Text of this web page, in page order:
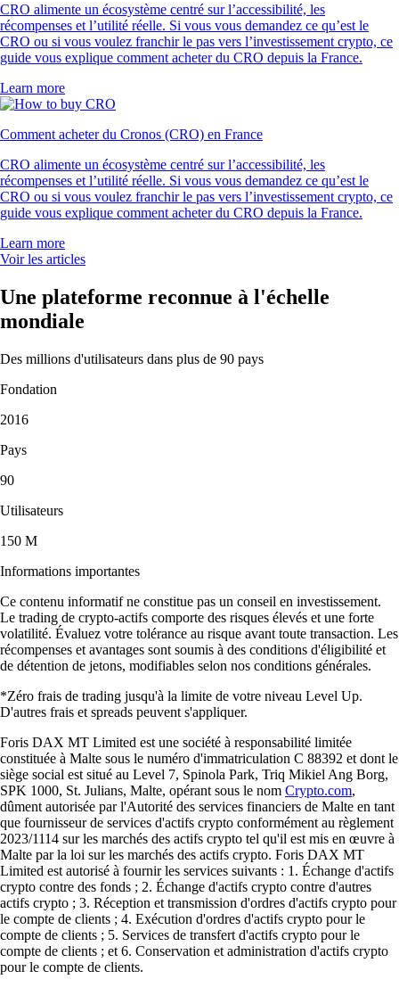
CRO alimente un écosystème centré sur l’accessibilité, les
récompenses et l’utilité réelle. Si vous vous demandez ce qu’est le
CRO ou si vous voulez franchir le pas vers l’investissement crypto, ce
guide vous explique comment acheter du CRO depuis la France.
Learn more
Comment acheter du Cronos (CRO) en France
CRO alimente un écosystème centré sur l’accessibilité, les
récompenses et l’utilité réelle. Si vous vous demandez ce qu’est le
CRO ou si vous voulez franchir le pas vers l’investissement crypto, ce
guide vous explique comment acheter du CRO depuis la France.
Learn more
Voir les articles
Une plateforme reconnue à l'échelle
mondiale
Des millions d'utilisateurs dans plus de 90 pays
Fondation
2016
Pays
90
Utilisateurs
150 M
Informations importantes
Ce contenu informatif ne constitue pas un conseil en investissement.
Le trading de crypto-actifs comporte des risques élevés et une forte
volatilité. Évaluez votre tolérance au risque avant toute transaction. Les
récompenses et avantages sont soumis à des conditions d'éligibilité et
de détention de jetons, modifiables selon nos conditions générales.
*Zéro frais de trading jusqu'à la limite de votre niveau Level Up.
D'autres frais et spreads peuvent s'appliquer.
Foris DAX MT Limited est une société à responsabilité limitée
constituée à Malte sous le numéro d'immatriculation C 88392 et dont le
siège social est situé au Level 7, Spinola Park, Triq Mikiel Ang Borg,
SPK 1000, St. Julians, Malte, opérant sous le nom Crypto.com,
dûment autorisée par l'Autorité des services financiers de Malte en tant
que fournisseur de services d'actifs crypto conformément au règlement
2023/1114 sur les marchés des actifs crypto tel qu'il est mis en œuvre à
Malte par la loi sur les marchés des actifs crypto. Foris DAX MT
Limited est autorisé à fournir les services suivants : 1. Échange d'actifs
crypto contre des fonds ; 2. Échange d'actifs crypto contre d'autres
actifs crypto ; 3. Réception et transmission d'ordres d'actifs crypto pour
le compte de clients ; 4. Exécution d'ordres d'actifs crypto pour le
compte de clients ; 5. Services de transfert d'actifs crypto pour le
compte de clients ; et 6. Conservation et administration d'actifs crypto
pour le compte de clients.